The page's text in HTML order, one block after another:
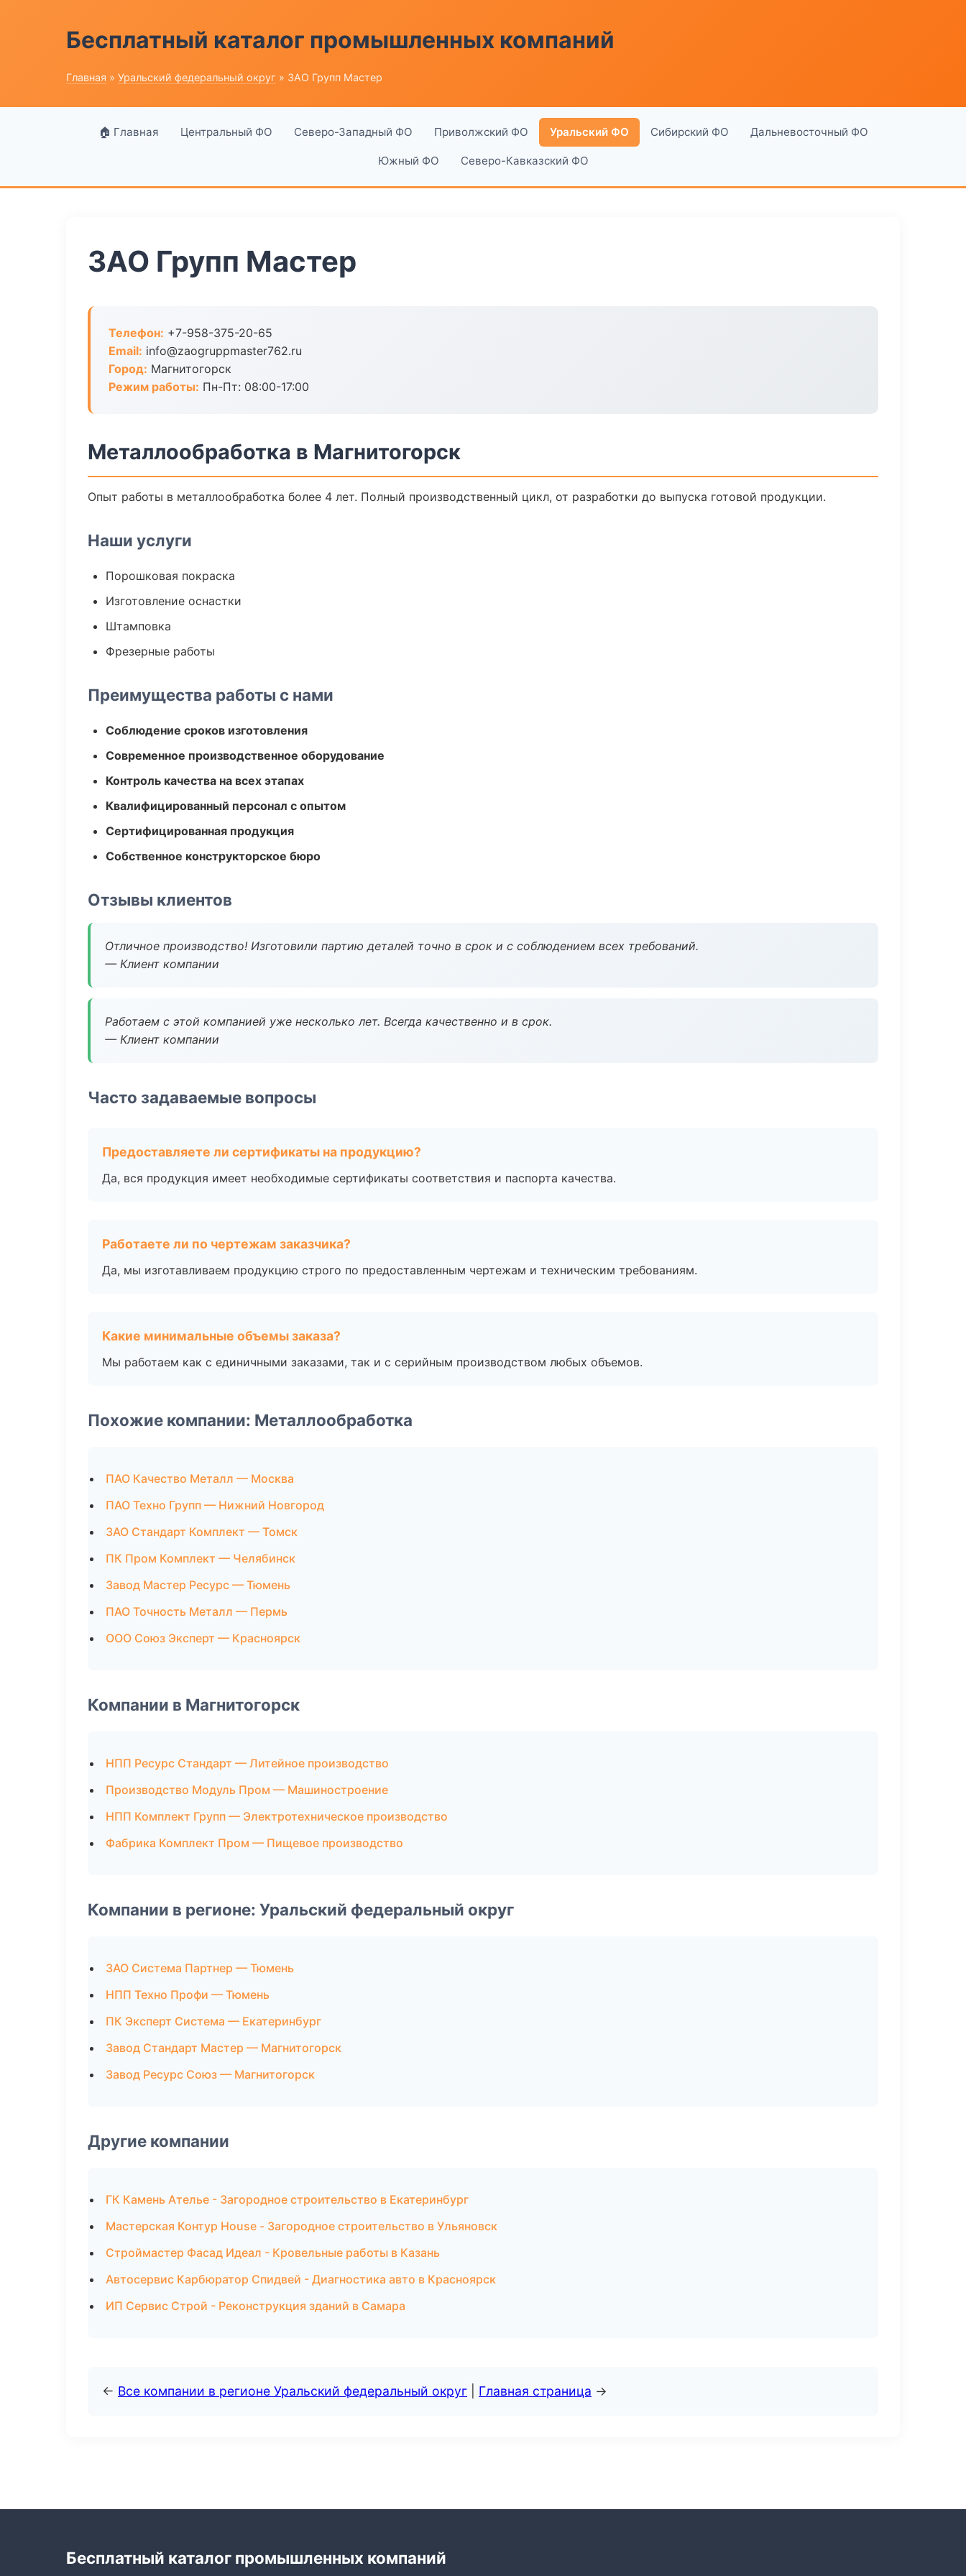
Бесплатный каталог промышленных компаний
Главная » Уральский федеральный округ » ЗАО Групп Мастер
🏠 Главная Центральный ФО Северо-Западный ФО Приволжский ФО Уральский ФО Сибирский ФО Дальневосточный ФО
Южный ФО Северо-Кавказский ФО
ЗАО Групп Мастер
Телефон: +7-958-375-20-65
Email: info@zaogruppmaster762.ru
Город: Магнитогорск
Режим работы: Пн-Пт: 08:00-17:00
Металлообработка в Магнитогорск
Опыт работы в металлообработка более 4 лет. Полный производственный цикл, от разработки до выпуска готовой продукции.
Наши услуги
Порошковая покраска
Изготовление оснастки
Штамповка
Фрезерные работы
Преимущества работы с нами
Соблюдение сроков изготовления
Современное производственное оборудование
Контроль качества на всех этапах
Квалифицированный персонал с опытом
Сертифицированная продукция
Собственное конструкторское бюро
Отзывы клиентов
Отличное производство! Изготовили партию деталей точно в срок и с соблюдением всех требований.
— Клиент компании
Работаем с этой компанией уже несколько лет. Всегда качественно и в срок.
— Клиент компании
Часто задаваемые вопросы
Предоставляете ли сертификаты на продукцию?
Да, вся продукция имеет необходимые сертификаты соответствия и паспорта качества.
Работаете ли по чертежам заказчика?
Да, мы изготавливаем продукцию строго по предоставленным чертежам и техническим требованиям.
Какие минимальные объемы заказа?
Мы работаем как с единичными заказами, так и с серийным производством любых объемов.
Похожие компании: Металлообработка
ПАО Качество Металл — Москва
ПАО Техно Групп — Нижний Новгород
ЗАО Стандарт Комплект — Томск
ПК Пром Комплект — Челябинск
Завод Мастер Ресурс — Тюмень
ПАО Точность Металл — Пермь
ООО Союз Эксперт — Красноярск
Компании в Магнитогорск
НПП Ресурс Стандарт — Литейное производство
Производство Модуль Пром — Машиностроение
НПП Комплект Групп — Электротехническое производство
Фабрика Комплект Пром — Пищевое производство
Компании в регионе: Уральский федеральный округ
ЗАО Система Партнер — Тюмень
НПП Техно Профи — Тюмень
ПК Эксперт Система — Екатеринбург
Завод Стандарт Мастер — Магнитогорск
Завод Ресурс Союз — Магнитогорск
Другие компании
ГК Камень Ателье - Загородное строительство в Екатеринбург
Мастерская Контур House - Загородное строительство в Ульяновск
Строймастер Фасад Идеал - Кровельные работы в Казань
Автосервис Карбюратор Спидвей - Диагностика авто в Красноярск
ИП Сервис Строй - Реконструкция зданий в Самара
← Все компании в регионе Уральский федеральный округ Главная страница →
Бесплатный каталог промышленных компаний